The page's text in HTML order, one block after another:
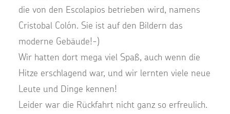
die von den Escolapios betrieben wird, namens
Cristobal Colón. Sie ist auf den Bildern das
moderne Gebäude!-)
Wir hatten dort mega viel Spaß, auch wenn die
Hitze erschlagend war, und wir lernten viele neue
Leute und Dinge kennen!
Leider war die Rückfahrt nicht ganz so erfreulich.